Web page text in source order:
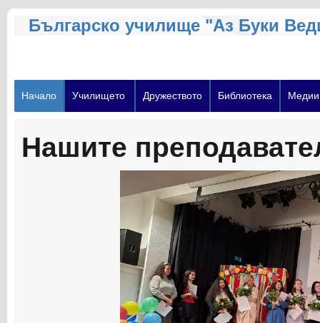
Българско училище "Аз Буки
Начало Училището Дружеството Библиотека Медии
Нашите